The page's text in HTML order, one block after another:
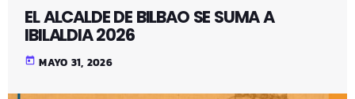
EL ALCALDE DE BILBAO SE SUMA A
IBILALDIA 2026
today MAYO 31, 2026